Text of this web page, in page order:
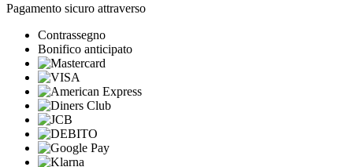
Pagamento sicuro attraverso
Contrassegno
Bonifico anticipato